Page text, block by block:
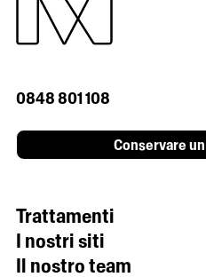
0848 801 108
Conservare
Trattamenti
I nostri siti
Il nostro team